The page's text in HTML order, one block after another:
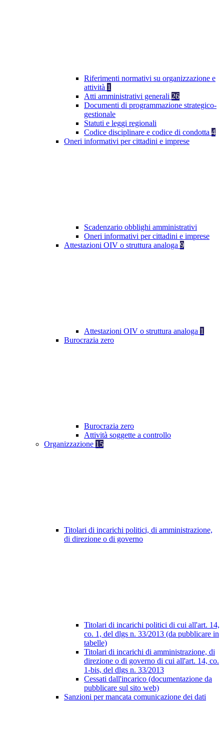
Riferimenti normativi su organizzazione e
attività 1
Atti amministrativi generali 26
Documenti di programmazione strategico-
gestionale
Statuti e leggi regionali
Codice disciplinare e codice di condotta 4
Oneri informativi per cittadini e imprese
Scadenzario obblighi amministrativi
Oneri informativi per cittadini e imprese
Attestazioni OIV o struttura analoga 9
Attestazioni OIV o struttura analoga 1
Burocrazia zero
Burocrazia zero
Attività soggette a controllo
Organizzazione 15
Titolari di incarichi politici, di amministrazione,
di direzione o di governo
Titolari di incarichi politici di cui all'art. 14,
co. 1, del dlgs n. 33/2013 (da pubblicare in
tabelle)
Titolari di incarichi di amministrazione, di
direzione o di governo di cui all'art. 14, co.
1-bis, del dlgs n. 33/2013
Cessati dall'incarico (documentazione da
pubblicare sul sito web)
Sanzioni per mancata comunicazione dei dati